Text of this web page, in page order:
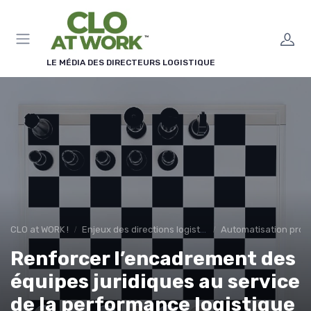
LE MÉDIA DES DIRECTEURS LOGISTIQUE
CLO at WORK ! Enjeux des directions logistiques Automatisation
Renforcer l’encadrement des
équipes juridiques au service
de la performance logistique
Panneau de gestion des cookies